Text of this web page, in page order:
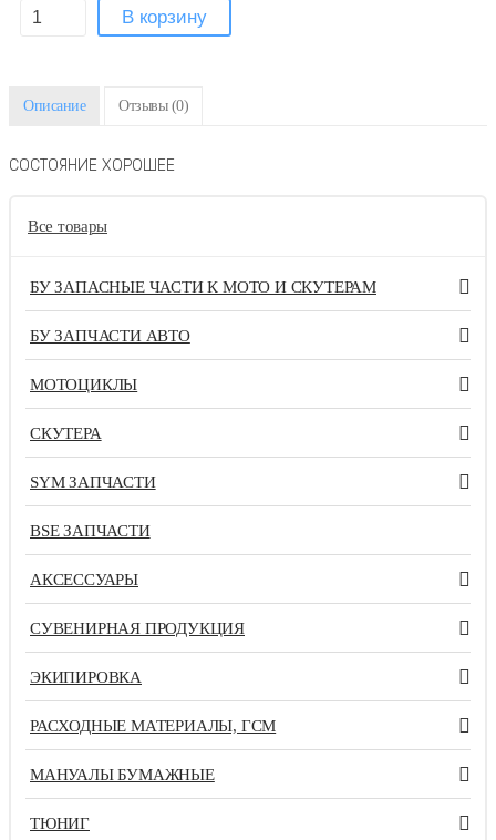
Описание Отзывы(0)
СОСТОЯНИЕ ХОРОШЕЕ
Все товары
БУ ЗАПАСНЫЕ ЧАСТИ К МОТО И СКУТЕРАМ
БУ ЗАПЧАСТИ АВТО
МОТОЦИКЛЫ
СКУТЕРА
SYM ЗАПЧАСТИ
BSE ЗАПЧАСТИ
АКСЕССУАРЫ
СУВЕНИРНАЯ ПРОДУКЦИЯ
ЭКИПИРОВКА
РАСХОДНЫЕ МАТЕРИАЛЫ, ГСМ
МАНУАЛЫ БУМАЖНЫЕ
ТЮНИГ